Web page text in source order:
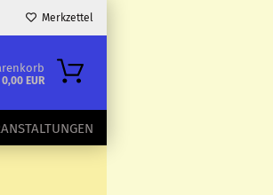
Merkzettel
0,00 EUR